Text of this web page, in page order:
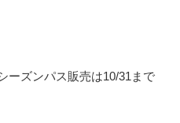
ーズンパス販売は10/31まで